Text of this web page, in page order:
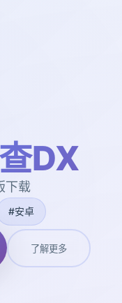
DX
下载
#安卓
了解更多